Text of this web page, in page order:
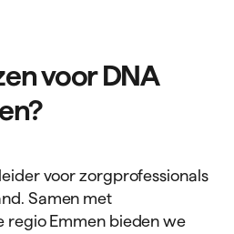
voorDNA
voor zorgprofessionals
Samen met
regio Emmen bieden we